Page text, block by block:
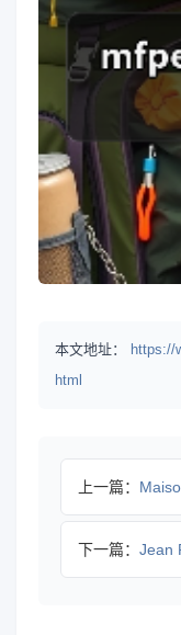
本文地址：
https://
html
上一篇：
下一篇： Jean